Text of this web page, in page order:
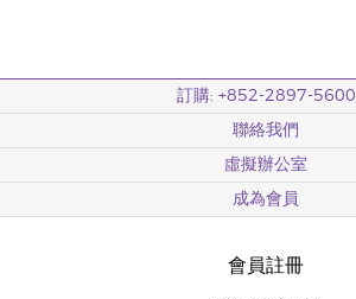
訂購: +852-2897-5600
聯絡我們
虛擬辦公室
成為會員
會員註冊